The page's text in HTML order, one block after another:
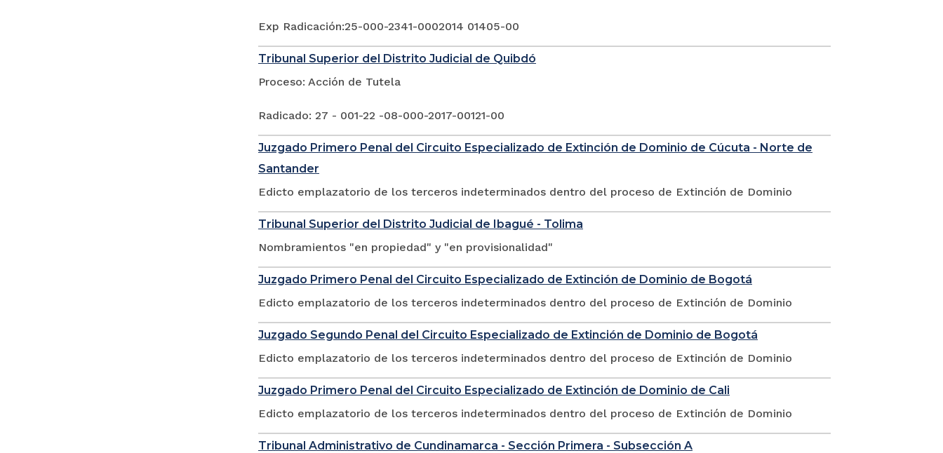
Exp Radicación:25-000-2341-0002014 01405-00
Tribunal Superior del Distrito Judicial de Quibdó
Proceso: Acción de Tutela
Radicado: 27 - 001-22 -08-000-2017-00121-00
Juzgado Primero Penal del Circuito Especializado de Extinción de Dominio de Cúcuta - Norte de
Santander
Edicto emplazatorio de los terceros indeterminados dentro del proceso de Extinción de Dominio
Tribunal Superior del Distrito Judicial de Ibagué - Tolima
Nombramientos "en propiedad" y "en provisionalidad"
Juzgado Primero Penal del Circuito Especializado de Extinción de Dominio de Bogotá
Edicto emplazatorio de los terceros indeterminados dentro del proceso de Extinción de Dominio
Juzgado Segundo Penal del Circuito Especializado de Extinción de Dominio de Bogotá
Edicto emplazatorio de los terceros indeterminados dentro del proceso de Extinción de Dominio
Juzgado Primero Penal del Circuito Especializado de Extinción de Dominio de Cali
Edicto emplazatorio de los terceros indeterminados dentro del proceso de Extinción de Dominio
Tribunal Administrativo de Cundinamarca - Sección Primera - Subsección A